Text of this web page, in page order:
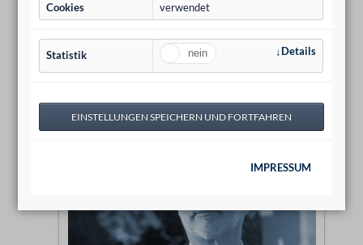
Cookies
verwendet
Statistik Details
IMPRESSUM
Dr. Hanns-Georg Pipping